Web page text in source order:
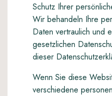
Schutz Ihrer
Wir behandeln Ihre
Daten vertraulich und
gesetzlichen
dieser
Wenn Sie diese
verschiedene